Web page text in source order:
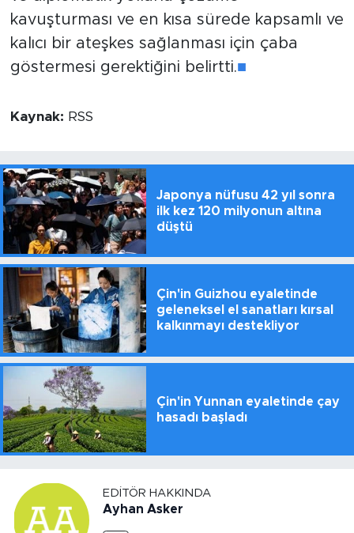
kavuşturması ve en kısa sürede kapsamlı ve
kalıcı bir ateşkes sağlanması için çaba
göstermesi gerektiğini belirtti.■
Kaynak: RSS
Japonya nüfusu 42 yıl sonra
ilk kez 120 milyonun altına
düştü
Çin'in Guizhou eyaletinde
geleneksel el sanatları kırsal
kalkınmayı destekliyor
Çin'in Yunnan eyaletinde çay
hasadı başladı
EDITÖR HAKKINDA
Ayhan Asker